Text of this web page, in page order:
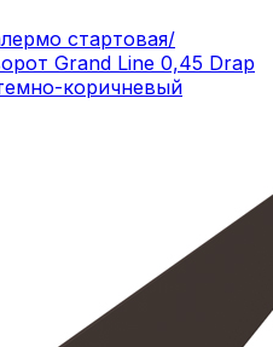
стартовая/
Grand Line 0,45 Drap
коричневый